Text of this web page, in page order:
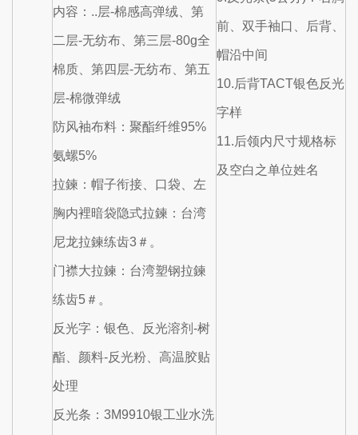
内容：..层-棉感高弹绒、第
二层-无纺布、第三层-80g全
棉质、第四层-无纺布、第五
层-棉微弹绒
防风袖布料：聚酯纤维95%
氨螺5%
拉鍊：帽子衔接、口袋、左
胸内裡暗袋隐式拉鍊：台湾
尼龙拉鍊练齿3＃。
门襟大拉鍊：台湾塑钢拉鍊
练齿5＃。
反光字：银色、反光溶剂-树
酯、颜料-反光粉、高温胶贴
处理
反光条：3M9910银工业水洗
前、双手袖口、后背、
帽沿中间
10.后背TACT银色反光
字样
11.后领内尺寸规格标
及空白之单位姓名